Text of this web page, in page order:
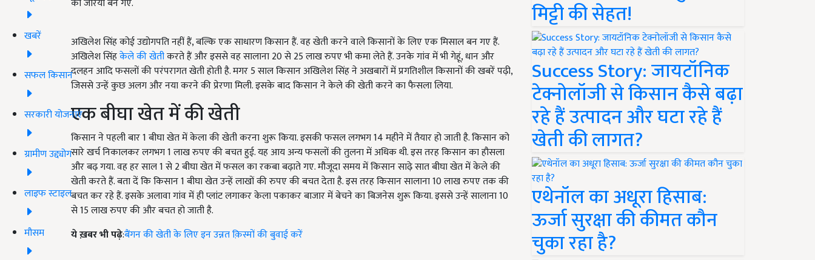
खबरें
सफल किसान
सरकारी योजनाएं
ग्रामीण उद्द्योग
लाइफ स्टाइल
मौसम
का जरिया बन गए.
अखिलेश सिंह कोई उद्योगपति नहीं हैं, बल्कि एक साधारण किसान हैं. वह खेती करने वाले किसानों के लिए एक मिसाल बन गए हैं.
अखिलेश सिंहकेले की खेतीकरते हैं और इससे वह सालाना 20 से 25 लाख रुपए भी कमा लेते हैं. उनके गांव में भी गेहूं, धान और
दलहन आदि फसलों की परंपरागत खेती होती है. मगर 5 साल किसान अखिलेश सिंह ने अखबारों में प्रगतिशील किसानों की खबरें पढ़ी,
जिससे उन्हें कुछ अलग और नया करने की प्रेरणा मिली. इसके बाद किसान ने केले की खेती करने का फैसला लिया.
एक बीघा खेत में की खेती
किसान ने पहली बार 1 बीघा खेत में केला की खेती करना शुरू किया. इसकी फसल लगभग 14 महीने में तैयार हो जाती है. किसान को
सारे खर्च निकालकर लगभग 1 लाख रुपए की बचत हुई. यह आय अन्य फसलों की तुलना में अधिक थी. इस तरह किसान का हौसला
और बढ़ गया. वह हर साल 1 से 2 बीघा खेत में फसल का रकबा बढ़ाते गए. मौजूदा समय में किसान साढ़े सात बीघा खेत में केले की
खेती करते हैं. बता दें कि किसान 1 बीघा खेत उन्हें लाखों की रुपए की बचत देता है. इस तरह किसान सालाना 10 लाख रुपए तक की
बचत कर रहे हैं. इसके अलावा गांव में ही प्लांट लगाकर केला पकाकर बाजार में बेचने का बिजनेस शुरू किया. इससे उन्हें सालाना 10
से 15 लाख रुपए की और बचत हो जाती है.
ये ख़बर भी पढ़े:बैंगन की खेती के लिए इन उन्नत क़िस्मों की बुवाई करें
मिट्टी की सेहत!
Success Story: जायटॉनिक
टेक्नोलॉजी से किसान कैसे बढ़ा
रहे हैं उत्पादन और घटा रहे हैं
खेती की लागत?
एथेनॉल का अधूरा हिसाब:
ऊर्जा सुरक्षा की कीमत कौन
चुका रहा है?